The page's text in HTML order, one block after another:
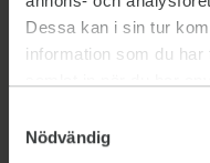
Dessa kan i sin tur
information som du
Nödvändig